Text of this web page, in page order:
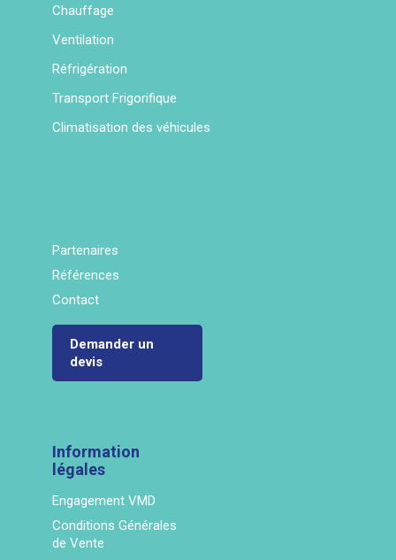
Chauffage
Ventilation
Réfrigération
Transport Frigorifique
Climatisation des véhicules
Partenaires
Références
Contact
Demander un
devis
Information
légales
Engagement VMD
Conditions Générales
de Vente